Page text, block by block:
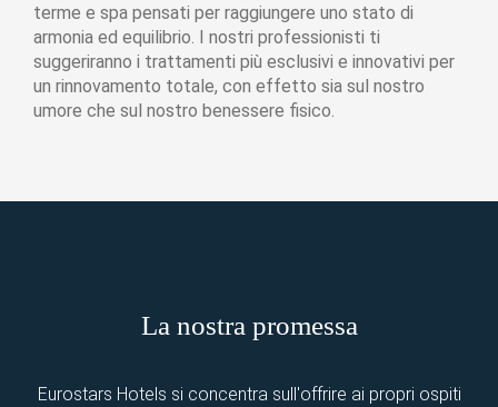
terme e spa pensati per raggiungere uno stato di
armonia ed equilibrio. I nostri professionisti ti
suggeriranno i trattamenti più esclusivi e innovativi per
un rinnovamento totale, con effetto sia sul nostro
umore che sul nostro benessere fisico.
La nostra promessa
Eurostars Hotels si concentra sull'offrire ai propri ospiti